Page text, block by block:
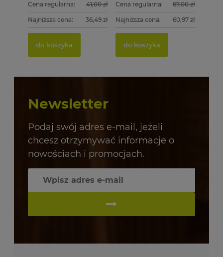
Cena regularna: 41,00 zł
Najniższa cena: 36,49 zł
do koszyka
Cena regularna: 67,00 zł
Najniższa cena: 60,97 zł
do koszyka
Newsletter
Podaj swój adres e-mail, jeżeli
chcesz otrzymywać informacje o
nowościach i promocjach.